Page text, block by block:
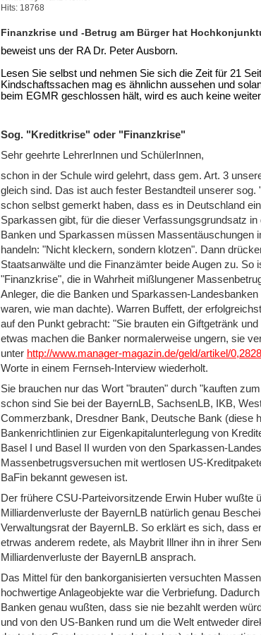
Hits: 18768
Finanzkrise und -Betrug am Bürger hat
beweist uns der RA Dr. Peter Ausborn.
Lesen Sie selbst und nehmen Sie sich die Zeit für 21
Kindschaftssachen mag es ähnlichn aussehen und
beim EGMR geschlossen hält, wird es auch keine
Sog. "Kreditkrise" oder "Finanzkrise"
Sehr geehrte LehrerInnen und SchülerInnen,
schon in der Schule wird gelehrt, dass gem. Art. 3
gleich sind. Das ist auch fester Bestandteil unserer sog.
schon selbst gemerkt haben, dass es in Deutschland
Sparkassen gibt, für die dieser Verfassungsgrundsatz
Banken und Sparkassen müssen Massentäuschungen
handeln: "Nicht kleckern, sondern klotzen". Dann
Staatsanwälte und die Finanzämter beide Augen zu. So
"Finanzkrise", die in Wahrheit mißlungener
Anleger, die die Banken und Sparkassen-
waren, wie man dachte). Warren Buffett, der
auf den Punkt gebracht: "Sie brauten ein Giftgetränk
etwas machen die Banker normalerweise ungern, sie
unter http://www.manager-magazin.de/geld/artikel/
Worte in einem Fernseh-Interview wiederholt.
Sie brauchen nur das Wort "brauten" durch "kauften
schon sind Sie bei der BayernLB, SachsenLB, IKB,
Commerzbank, Dresdner Bank, Deutsche Bank (diese
Bankenrichtlinien zur Eigenkapitalunterlegung von
Basel I und Basel II wurden von den Sparkassen-
Massenbetrugsversuchen mit wertlosen US-
BaFin bekannt gewesen ist.
Der frühere CSU-Parteivorsitzende Erwin Huber wußte
Milliardenverluste der BayernLB natürlich genau
Verwaltungsrat der BayernLB. So erklärt es sich, dass
etrwas anderem redete, als Maybrit Illner ihn in ihrer
Milliardenverluste der BayernLB ansprach.
Das Mittel für den bankorganisierten versuchten
hochwertige Anlageobjekte war die Verbriefung.
Banken genau wußten, dass sie nie bezahlt werden
und von den US-Banken rund um die Welt entweder